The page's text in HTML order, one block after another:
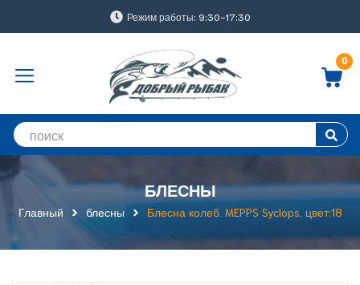
Режим работы: 9:30-17:30
0
БЛЕСНЫ
Главный блесны Блесна колеб. MEPPS Syclops, цвет:18